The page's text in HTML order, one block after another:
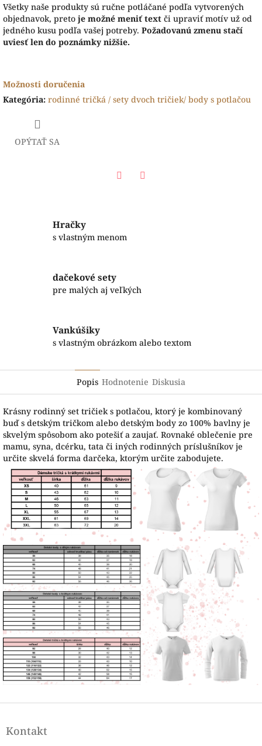
Všetky naše produkty sú ručne potláčané podľa vytvorených
objednavok, preto je možné meniť text či upraviť motív už od
jedného kusu podľa vašej potreby. Požadovanú zmenu stačí
uviesť len do poznámky nižšie.
Možnosti doručenia
Kategória: rodinné tričká / sety dvoch tričiek/ body s potlačou
OPÝTAŤ SA
Hračky
s vlastným menom
dačekové sety
pre malých aj veľkých
Vankúšiky
s vlastným obrázkom alebo textom
Popis Hodnotenie Diskusia
Krásny rodinný set tričiek s potlačou, ktorý je kombinovaný
buď s detským tričkom alebo detským body zo 100% bavlny je
skvelým spôsobom ako potešiť a zaujať. Rovnaké oblečenie pre
mamu, syna, dcérku, tata či iných rodinných príslušníkov je
určite skvelá forma darčeka, ktorým určite zabodujete.
pKontakt